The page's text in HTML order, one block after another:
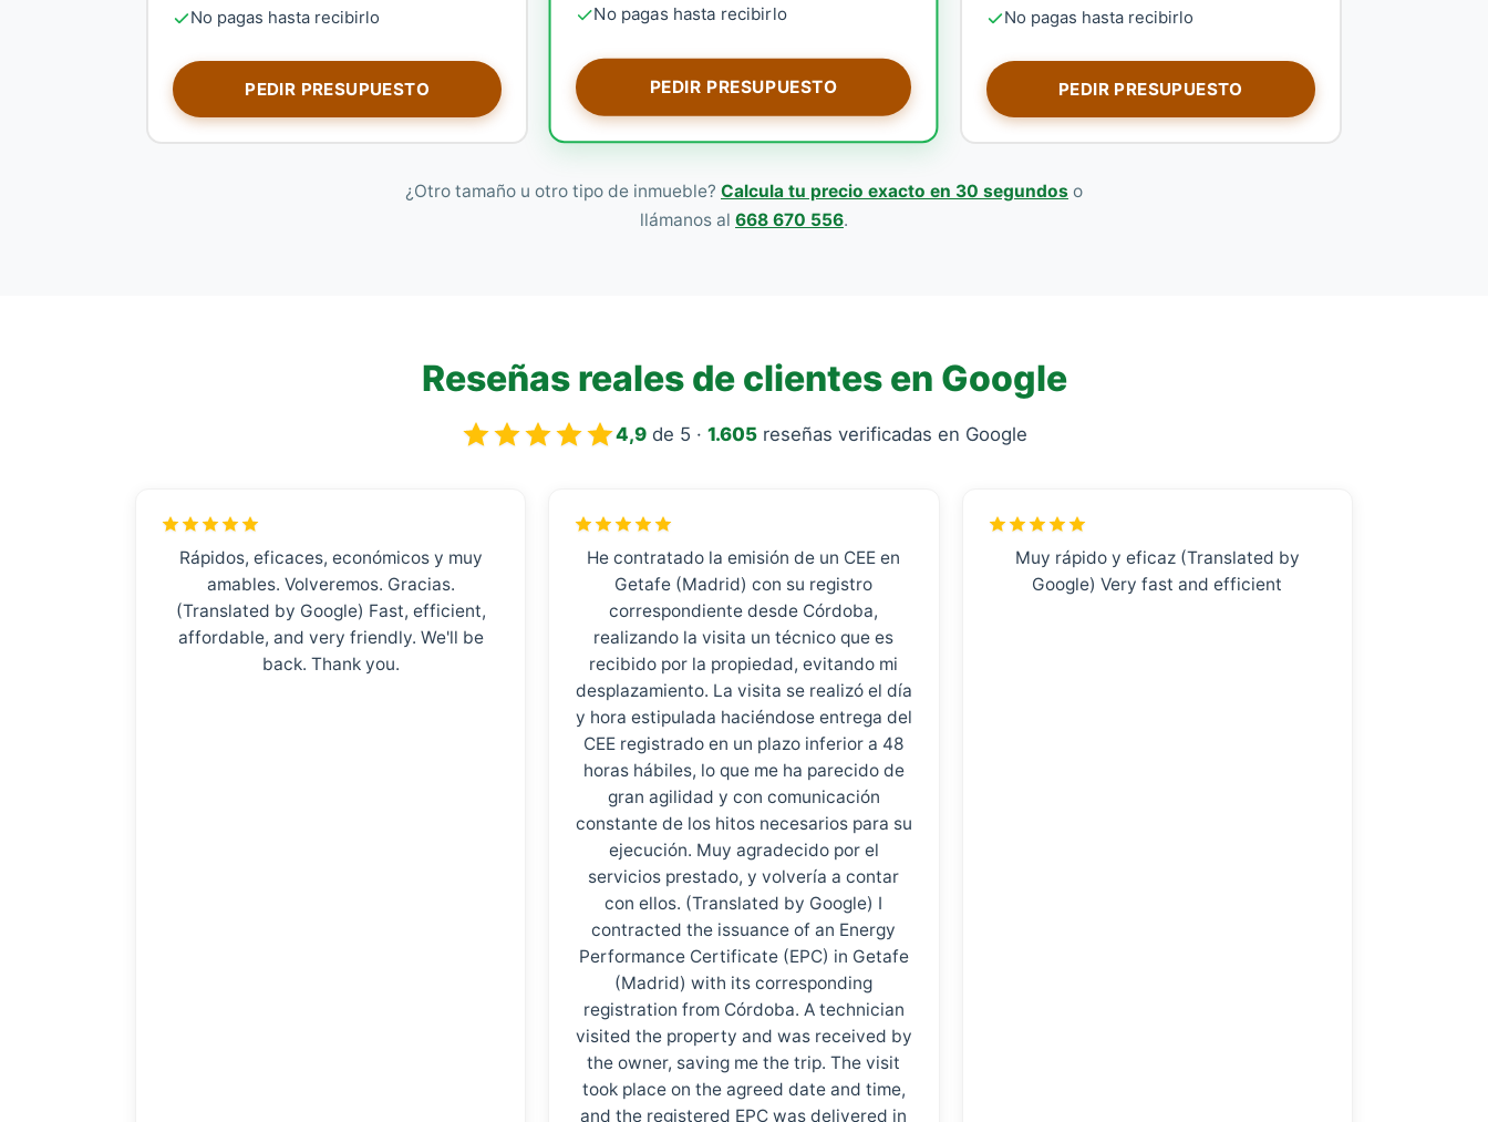
No pagas hasta recibirlo
PEDIR PRESUPUESTO
No pagas hasta recibirlo
PEDIR PRESUPUESTO
No pagas hasta recibirlo
PEDIR PRESUPUESTO
¿Otro tamaño u otro tipo de inmueble? Calcula tu precio exacto en 30 segundos o
llámanos al 668 670 556.
Reseñas reales de clientes en Google
4,9 de 5 · 1.605 reseñas verificadas en Google
Rápidos, eficaces, económicos y muy
amables. Volveremos. Gracias.
(Translated by Google) Fast, efficient,
affordable, and very friendly. We'll be
back. Thank you.
He contratado la emisión de un CEE en
Getafe (Madrid) con su registro
correspondiente desde Córdoba,
realizando la visita un técnico que es
recibido por la propiedad, evitando mi
desplazamiento. La visita se realizó el día
y hora estipulada haciéndose entrega del
CEE registrado en un plazo inferior a 48
horas hábiles, lo que me ha parecido de
gran agilidad y con comunicación
constante de los hitos necesarios para su
ejecución. Muy agradecido por el
servicios prestado, y volvería a contar
con ellos. (Translated by Google) I
contracted the issuance of an Energy
Performance Certificate (EPC) in Getafe
(Madrid) with its corresponding
registration from Córdoba. A technician
visited the property and was received by
the owner, saving me the trip. The visit
took place on the agreed date and time,
and the registered EPC was delivered in
Muy rápido y eficaz (Translated by
Google) Very fast and efficient